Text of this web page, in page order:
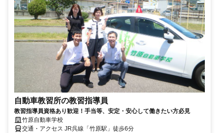
自動車教習所の教習指導員
教習指導員資格あり歓迎！手当等、安定・安心して働きたい方必見
竹原自動車学校
交通・アクセス JR呉線「竹原駅」徒歩6分